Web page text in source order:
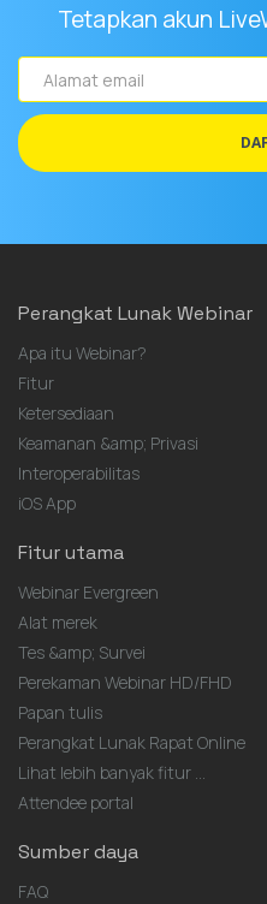
Tetapkan akun
Alamat
email
Perangkat Lunak Webinar
Apa itu Webinar?
Fitur
Ketersediaan
Keamanan &amp; Privasi
Interoperabilitas
iOS App
Fitur utama
Webinar Evergreen
Alat merek
Tes &amp; Survei
Perekaman Webinar HD/FHD
Papan tulis
Perangkat Lunak Rapat Online
Lihat lebih banyak fitur ...
Attendee portal
Sumber daya
FAQ